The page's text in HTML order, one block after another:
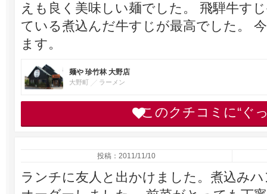
えも良く美味しい麺でした。 飛騨牛す
ている煮込んだ牛すじが最高でした。
ます。
麺や 珍竹林 大野店
大野町 ラーメン
このクチコミに“ぐ
投稿：2011/11/10
ランチに友人と出かけました。煮込み